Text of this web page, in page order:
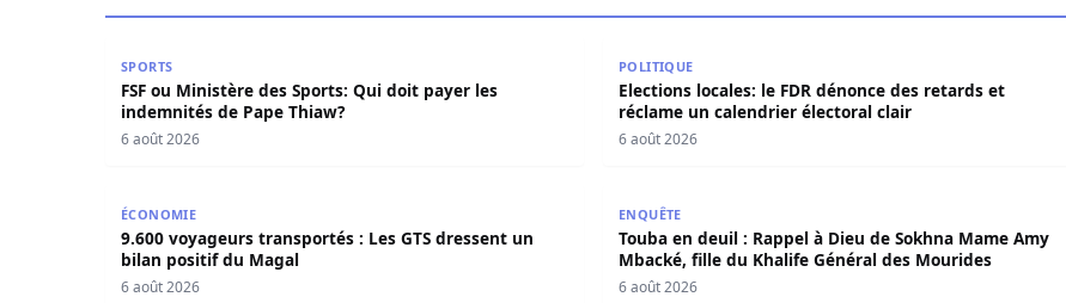
SPORTS
FSF ou Ministère des Sports: Qui doit payer les
indemnités de Pape Thiaw?
6 août 2026
POLITIQUE
Elections locales: le FDR dénonce des retards et
réclame un calendrier électoral clair
6 août 2026
ÉCONOMIE
9.600 voyageurs transportés : Les GTS dressent un
bilan positif du Magal
6 août 2026
ENQUÊTE
Touba en deuil : Rappel à Dieu de Sokhna Mame Amy
Mbacké, fille du Khalife Général des Mourides
6 août 2026